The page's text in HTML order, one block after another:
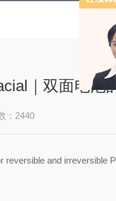
｜双面电池
：2440
reversible and irreversible